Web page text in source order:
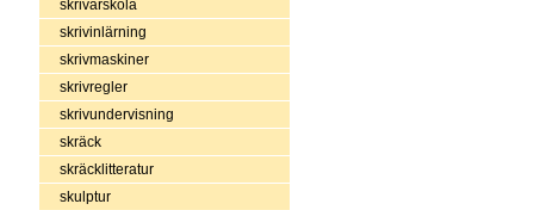
skrivarskola
skrivinlärning
skrivmaskiner
skrivregler
skrivundervisning
skräck
skräcklitteratur
skulptur